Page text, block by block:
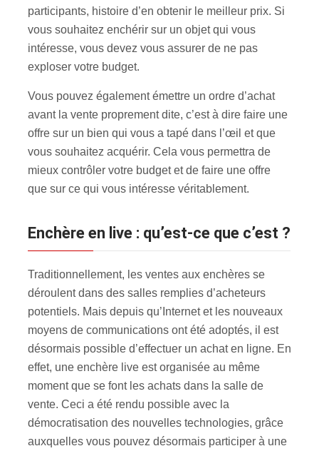
participants, histoire d’en obtenir le meilleur prix. Si
vous souhaitez enchérir sur un objet qui vous
intéresse, vous devez vous assurer de ne pas
exploser votre budget.
Vous pouvez également émettre un ordre d’achat
avant la vente proprement dite, c’est à dire faire une
offre sur un bien qui vous a tapé dans l’œil et que
vous souhaitez acquérir. Cela vous permettra de
mieux contrôler votre budget et de faire une offre
que sur ce qui vous intéresse véritablement.
Enchère en live : qu’est-ce que c’est ?
Traditionnellement, les ventes aux enchères se
déroulent dans des salles remplies d’acheteurs
potentiels. Mais depuis qu’Internet et les nouveaux
moyens de communications ont été adoptés, il est
désormais possible d’effectuer un achat en ligne. En
effet, une enchère live est organisée au même
moment que se font les achats dans la salle de
vente. Ceci a été rendu possible avec la
démocratisation des nouvelles technologies, grâce
auxquelles vous pouvez désormais participer à une